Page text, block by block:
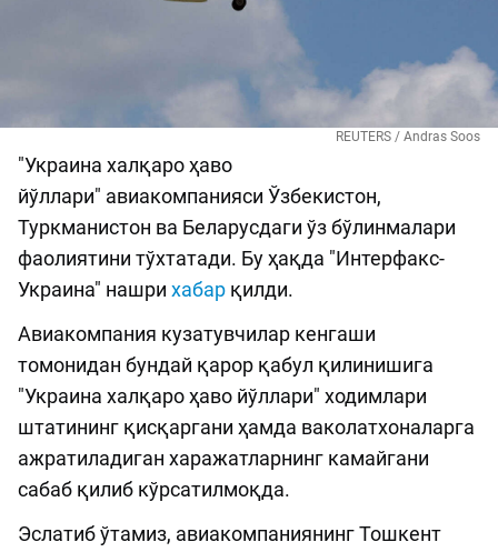
REUTERS / Andras Soos
"Украина халқаро ҳаво
йўллари" авиакомпанияси Ўзбекистон,
Туркманистон ва Беларусдаги ўз бўлинмалари
фаолиятини тўхтатади. Бу ҳақда "Интерфакс-
Украина" нашри хабар қилди.
Авиакомпания кузатувчилар кенгаши
томонидан бундай қарор қабул қилинишига
"Украина халқаро ҳаво йўллари" ходимлари
штатининг қисқаргани ҳамда ваколатхоналарга
ажратиладиган харажатларнинг камайгани
сабаб қилиб кўрсатилмоқда.
Эслатиб ўтамиз, авиакомпаниянинг Тошкент